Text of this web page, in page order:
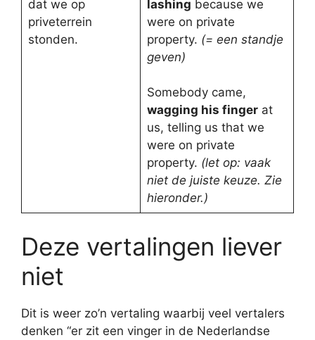
dat we op
priveterrein
stonden.
lashing because we
were on private
property. (= een standje
geven)
Somebody came,
wagging his fingerat
us, telling us that we
were on private
property. (let op: vaak
niet de juiste keuze. Zie
hieronder.)
Deze vertalingen liever
niet
Dit is weer zo’n vertaling waarbij veel vertalers
denken “er zit een vinger in de Nederlandse